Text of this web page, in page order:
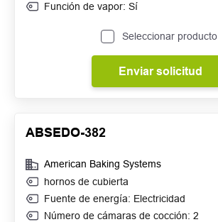
Función de vapor: Sí
Seleccionar producto
Enviar solicitud
ABSEDO-382
American Baking Systems
hornos de cubierta
Fuente de energía: Electricidad
Número de cámaras de cocción: 2